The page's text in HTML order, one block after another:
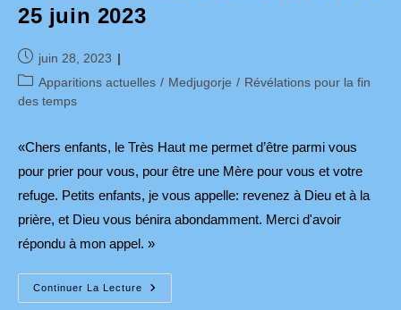
25 juin 2023
Publication
publiée :
juin 28, 2023
Post
category:
Apparitions actuelles / Medjugorje / Révélations pour la fin
des temps
«Chers enfants, le Très Haut me permet d’être parmi vous
pour prier pour vous, pour être une Mère pour vous et votre
refuge. Petits enfants, je vous appelle: revenez à Dieu et à la
prière, et Dieu vous bénira abondamment. Merci d'avoir
répondu à mon appel. »
Continuer La Lecture
Message
De